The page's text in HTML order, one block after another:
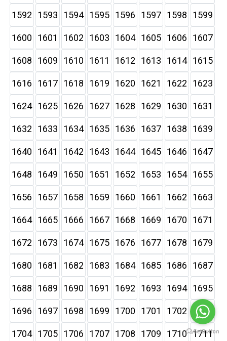
1592 1593 1594 1595 1596 1597 1598 1599
1600 1601 1602 1603 1604 1605 1606 1607
1608 1609 1610 1611 1612 1613 1614 1615
1616 1617 1618 1619 1620 1621 1622 1623
1624 1625 1626 1627 1628 1629 1630 1631
1632 1633 1634 1635 1636 1637 1638 1639
1640 1641 1642 1643 1644 1645 1646 1647
1648 1649 1650 1651 1652 1653 1654 1655
1656 1657 1658 1659 1660 1661 1662 1663
1664 1665 1666 1667 1668 1669 1670 1671
1672 1673 1674 1675 1676 1677 1678 1679
1680 1681 1682 1683 1684 1685 1686 1687
1688 1689 1690 1691 1692 1693 1694 1695
1696 1697 1698 1699 1700 1701 1702 1703
1704 1705 1706 1707 1708 1709 1710 1711